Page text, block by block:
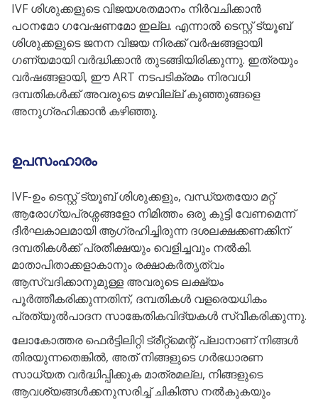
IVF ശിശുക്കളുടെ വിജയശതമാനം നിർവചിക്കാൻ
പഠനമോ ഗവേഷണമോ ഇല്ല. എന്നാൽ ടെസ്റ്റ് ട്യൂബ്
ശിശുക്കളുടെ ജനന വിജയ നിരക്ക് വർഷങ്ങളായി
ഗണ്യമായി വർദ്ധിക്കാൻ തുടങ്ങിയിരിക്കുന്നു. ഇത്രയും
വർഷങ്ങളായി, ഈ ART നടപടിക്രമം നിരവധി
ദമ്പതികൾക്ക് അവരുടെ മഴവില്ല് കുഞ്ഞുങ്ങളെ
അനുഗ്രഹിക്കാൻ കഴിഞ്ഞു.
ഉപസംഹാരം
IVF-ഉം ടെസ്റ്റ് ട്യൂബ് ശിശുക്കളും, വന്ധ്യതയോ മറ്റ്
ആരോഗ്യപ്രശ്നങ്ങളോ നിമിത്തം ഒരു കുട്ടി വേണമെന്ന്
ദീർഘകാലമായി ആഗ്രഹിച്ചിരുന്ന ദശലക്ഷക്കണക്കിന്
ദമ്പതികൾക്ക് പ്രതീക്ഷയും വെളിച്ചവും നൽകി.
മാതാപിതാക്കളാകാനും രക്ഷാകർതൃത്വം
ആസ്വദിക്കാനുമുള്ള അവരുടെ ലക്ഷ്യം
പൂർത്തീകരിക്കുന്നതിന്, ദമ്പതികൾ വളരെയധികം
പ്രത്യുൽപാദന സാങ്കേതികവിദ്യകൾ സ്വീകരിക്കുന്നു.
ലോകോത്തര ഫെർട്ടിലിറ്റി ട്രീറ്റ്‌മെന്റ് പ്ലാനാണ് നിങ്ങൾ
തിരയുന്നതെങ്കിൽ, അത് നിങ്ങളുടെ ഗർഭധാരണ
സാധ്യത വർദ്ധിപ്പിക്കുക മാത്രമല്ല, നിങ്ങളുടെ
ആവശ്യങ്ങൾക്കനുസരിച്ച് ചികിത്സ നൽകുകയും